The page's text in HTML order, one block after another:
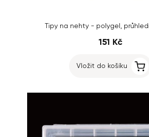
Tipy na nehty - polygel,
151 Kč
Vložit do košíku